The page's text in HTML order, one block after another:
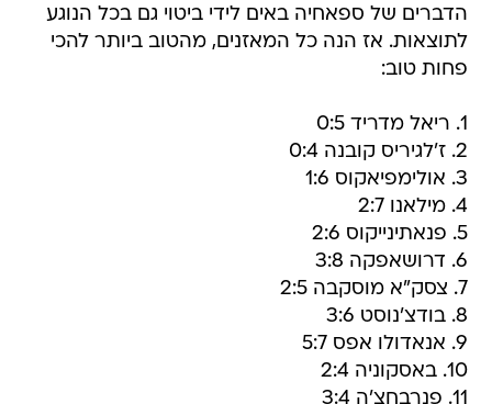
הדברים של ספאחיה באים לידי ביטוי גם בכל הנוגע
לתוצאות. אז הנה כל המאזנים, מהטוב ביותר להכי
פחות טוב:
1. ריאל מדריד 0:5
2. ז'לגיריס קובנה 0:4
3. אולימפיאקוס 1:6
4. מילאנו 2:7
5. פנאתינייקוס 2:6
6. דרושאפקה 3:8
7. צסק"א מוסקבה 2:5
8. בודצ'נוסט 3:6
9. אנאדולו אפס 5:7
10. באסקוניה 2:4
11. פנרבחצ'ה 3:4